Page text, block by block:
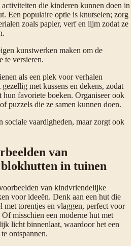
die kinderen kunnen doen in
Een populaire optie is knutselen; zorg
zoals papier, verf en lijm zodat ze
kunstwerken maken om de
te versieren.
als een plek voor verhalen
met kussens en dekens, zodat
hun favoriete boeken. Organiseer ook
puzzels die ze samen kunnen doen.
sociale vaardigheden, maar zorgt ook
van
in tuinen
van kindvriendelijke
voor ideeën. Denk aan een hut die
met torentjes en vlaggen, perfect voor
misschien een moderne hut met
licht binnenlaat, waardoor het een
ontspannen.